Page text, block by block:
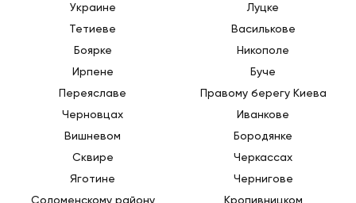
Украине
Тетиеве
Боярке
Ирпене
Переяславе
Черновцах
Вишневом
Сквире
Яготине
Соломенскому району
Луцке
Василькове
Никополе
Буче
Правому берегу Киева
Иванкове
Бородянке
Черкассах
Чернигове
Кропивницком